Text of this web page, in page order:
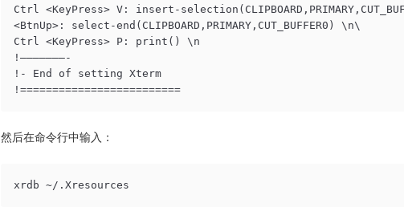
Ctrl <KeyPress> V: insert-
<BtnUp>: select-end(CLIPBOARD,PRIMARY,CUT_BUFFER0) \n\
Ctrl <KeyPress> P: print() \n
!———————-
!- End of setting Xterm
!=========================
然后在命令行中输入：
xrdb ~/.Xresources